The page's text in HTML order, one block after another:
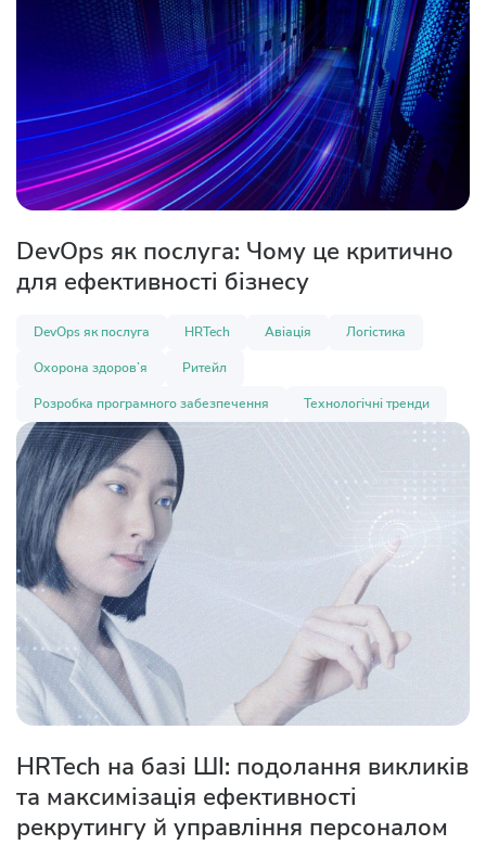
DevOps як послуга: Чому це критично
для ефективності бізнесу
DevOps як послуга HRTech Авіація Логістика
Охорона здоров’я Ритейл
Розробка програмного забезпечення Технологічні тренди
HRTech на базі ШІ: подолання викликів
та максимізація ефективності
рекрутингу й управління персоналом